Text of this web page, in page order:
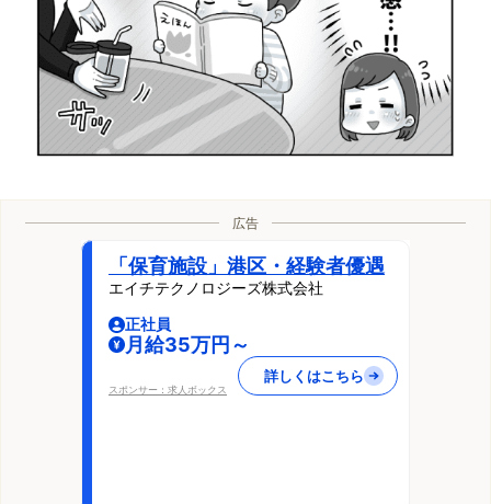
広告
「保育施設」港区・経験者優遇
エイチテクノロジーズ株式会社
正社員
月給35万円～
スポンサー：求人ボックス
詳しくはこちら